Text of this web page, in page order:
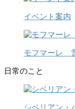
イベント案内
モフマーレ
日常のこと
シベリアン・